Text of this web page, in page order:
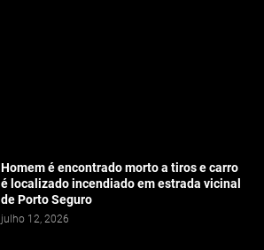
Homem é encontrado morto a tiros e carro
é localizado incendiado em estrada vicinal
de Porto Seguro
julho 12, 2026